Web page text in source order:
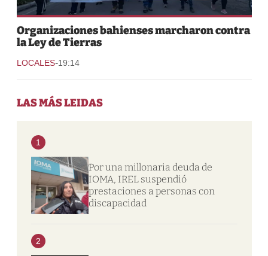
Organizaciones bahienses marcharon contra
la Ley de Tierras
LOCALES-19:14
LAS MÁS LEIDAS
1
Por una millonaria deuda de
IOMA, IREL suspendió
prestaciones a personas con
discapacidad
2